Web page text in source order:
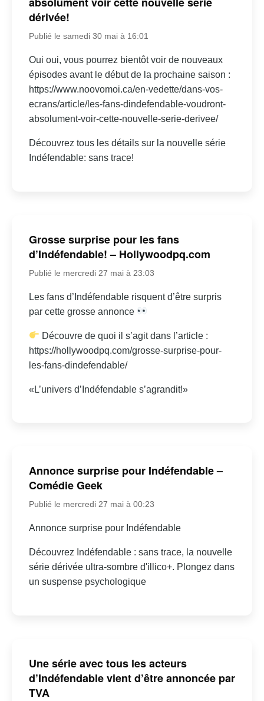
dérivée!
Publié le samedi 30 mai à 16:01
Oui oui, vous pourrez bientôt voir de nouveaux
épisodes avant le début de la prochaine saison :
https://www.noovomoi.ca/en-vedette/dans-vos-
ecrans/article/les-fans-dindefendable-voudront-
absolument-voir-cette-nouvelle-serie-derivee/
Découvrez tous les détails sur la nouvelle série
Indéfendable: sans trace!
Grosse surprise pour les fans
d’Indéfendable! – Hollywoodpq.com
Publié le mercredi 27 mai à 23:03
Les fans d’Indéfendable risquent d’être surpris
par cette grosse annonce
Découvre de quoi il s’agit dans l’article :
https://hollywoodpq.com/grosse-surprise-pour-
les-fans-dindefendable/
«L’univers d’Indéfendable s’agrandit!»
Annonce surprise pour Indéfendable –
Comédie Geek
Publié le mercredi 27 mai à 00:23
Annonce surprise pour Indéfendable
Découvrez Indéfendable : sans trace, la nouvelle
série dérivée ultra-sombre d'illico+. Plongez dans
un suspense psychologique
Une série avec tous les acteurs
d’Indéfendable vient d’être annoncée par
TVA